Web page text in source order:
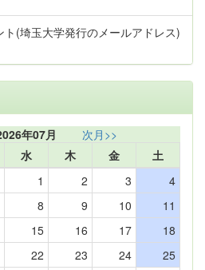
(埼玉大学発行のメールアドレス)
年07月
次月>>
水 木 金
土
1
2 3
4
8 9 10
11
15 16 17
18
22 23 24
25